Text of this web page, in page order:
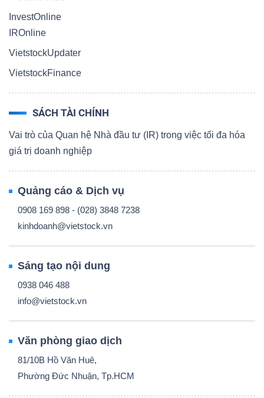
InvestOnline
IROnline
VietstockUpdater
VietstockFinance
SÁCH TÀI CHÍNH
Vai trò của Quan hệ Nhà đầu tư (IR) trong việc tối đa hóa
giá trị doanh nghiệp
Quảng cáo & Dịch vụ
0908 169 898 - (028) 3848 7238
kinhdoanh@vietstock.vn
Sáng tạo nội dung
0938 046 488
info@vietstock.vn
Văn phòng giao dịch
81/10B Hồ Văn Huê,
Phường Đức Nhuận, Tp.HCM